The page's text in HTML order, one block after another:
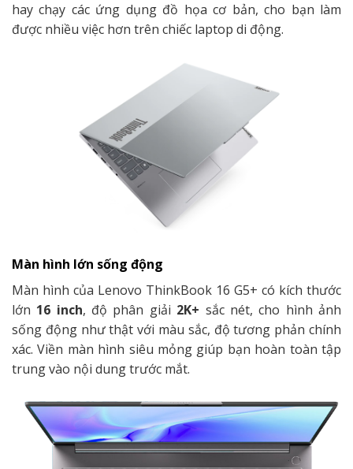
hay chạy các ứng dụng đồ họa cơ bản, cho bạn làm
được nhiều việc hơn trên chiếc laptop di động.
Màn hình lớn sống động
Màn hình của Lenovo ThinkBook 16 G5+ có kích thước
lớn 16 inch, độ phân giải 2K+ sắc nét, cho hình ảnh
sống động như thật với màu sắc, độ tương phản chính
xác. Viền màn hình siêu mỏng giúp bạn hoàn toàn tập
trung vào nội dung trước mắt.